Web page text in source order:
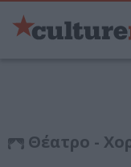
Θέατρο -